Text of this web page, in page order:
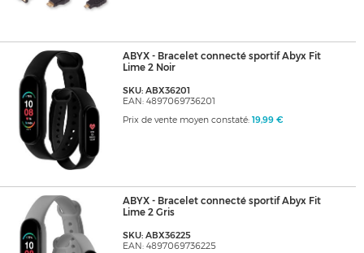
ABYX - Bracelet connecté sportif Abyx Fit
Lime 2 Noir
SKU: ABX36201
EAN: 4897069736201
Prix de vente moyen constaté: 19,99 €
ABYX - Bracelet connecté sportif Abyx Fit
Lime 2 Gris
SKU: ABX36225
EAN: 4897069736225